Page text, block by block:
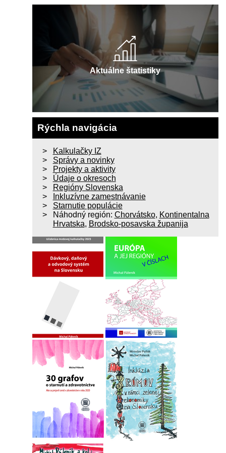
Aktuálne štatistiky
Rýchla navigácia
Kalkulačky IZ
Správy a novinky
Projekty a aktivity
Údaje o okresoch
Regióny Slovenska
Inkluzívne zamestnávanie
Starnutie populácie
Náhodný región: Chorvátsko, Kontinentalna
Hrvatska, Brodsko-posavska županija